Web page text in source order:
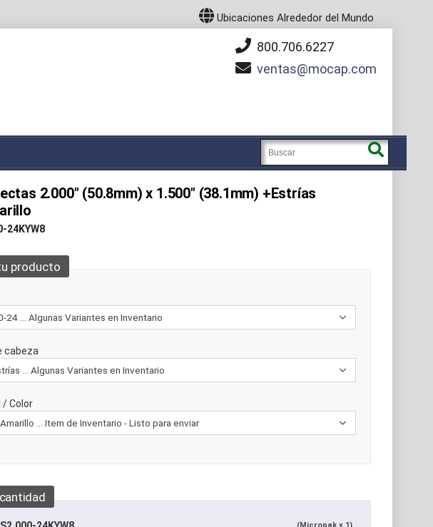
Ubicaciones Alrededor del Mundo
800.706.6227
ventas
mocap.com
2.000" (50.8mm) x 1.500" (38.1mm) +Estrías
24KYW8
producto
cabeza
/ Color